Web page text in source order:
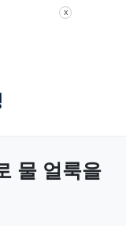
X
물 얼룩을